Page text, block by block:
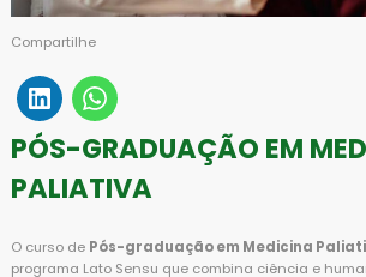
Compartilhe
PÓS-GRADUAÇÃO EM
PALIATIVA
O curso de Pós-graduação em Medicina
programa Lato Sensu que combina ciência e